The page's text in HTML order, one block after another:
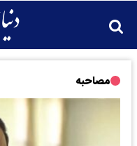
مصاحبه